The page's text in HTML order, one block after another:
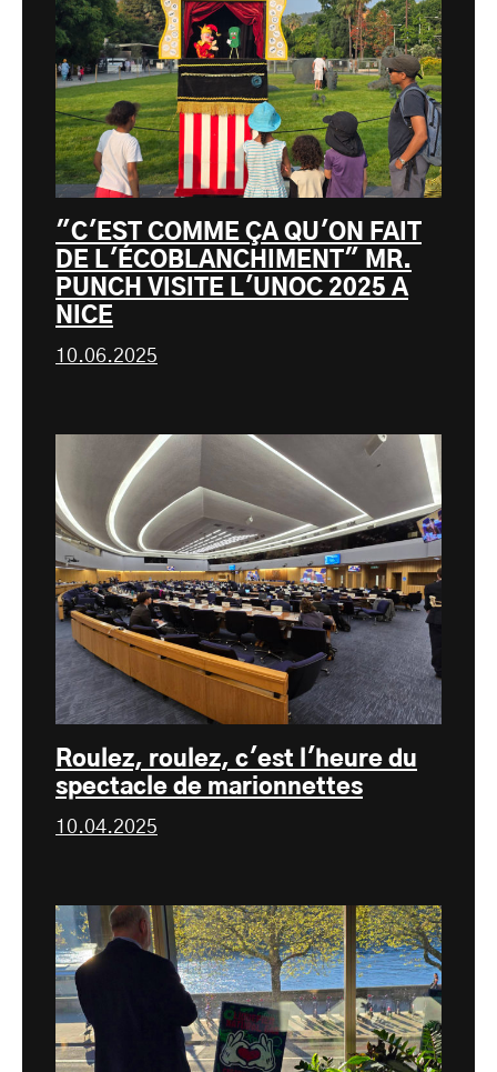
"C'EST COMME ÇA QU'ON FAIT
DE L'ÉCOBLANCHIMENT" MR.
PUNCH VISITE L'UNOC 2025 A
NICE
10.06.2025
Roulez, roulez, c'est l'heure du
spectacle de marionnettes
10.04.2025